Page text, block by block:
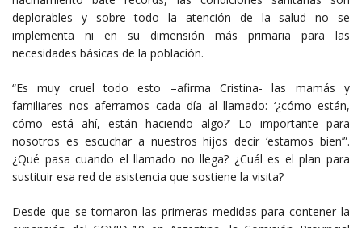
deplorables y sobre todo la atención de la salud no se
implementa ni en su dimensión más primaria para las
necesidades básicas de la población.
“Es muy cruel todo esto –afirma Cristina- las mamás y
familiares nos aferramos cada día al llamado: ‘¿cómo están,
cómo está ahí, están haciendo algo?’ Lo importante para
nosotros es escuchar a nuestros hijos decir ‘estamos bien’”.
¿Qué pasa cuando el llamado no llega? ¿Cuál es el plan para
sustituir esa red de asistencia que sostiene la visita?
Desde que se tomaron las primeras medidas para contener la